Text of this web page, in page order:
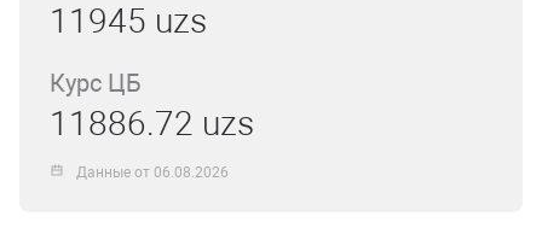
11945 uzs
Курс ЦБ
11886.72 uzs
Данные от 06.08.2026